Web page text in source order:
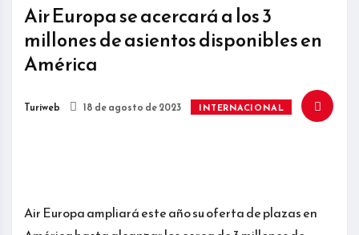
Air Europa se acercará a los 3
millones de asientos disponibles en
América
Turiweb 18 de agosto de 2023 INTERNACIONAL
Air Europa ampliará este año su oferta de plazas en